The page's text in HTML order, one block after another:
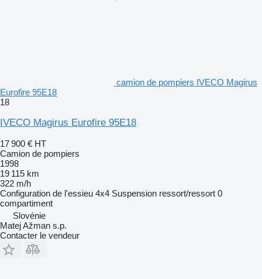
camion de pompiers IVECO Magirus
Eurofire 95E18
18
IVECO Magirus Eurofire 95E18
17 900 € HT
Camion de pompiers
1998
19 115 km
322 m/h
Configuration de l'essieu 4x4 Suspension ressort/ressort 0
compartiment
Slovénie
Matej Ažman s.p.
Contacter le vendeur